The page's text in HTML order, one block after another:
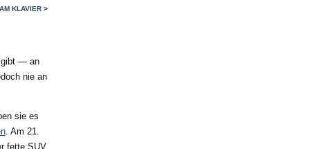
KLAVIER>
gibt — an
nie an
sie es
. Am 21.
fette SUV